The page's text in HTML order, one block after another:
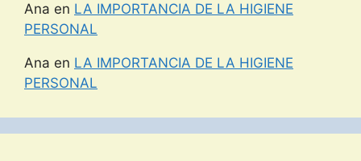
Ana en LA IMPORTANCIA DE LA HIGIENE
PERSONAL
Ana en LA IMPORTANCIA DE LA HIGIENE
PERSONAL